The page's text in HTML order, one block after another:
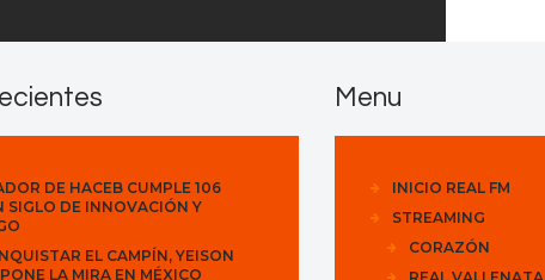
DE HACEB CUMPLE 106
SIGLO DE INNOVACIÓN Y
EL CAMPÍN, YEISON
LA MIRA EN MÉXICO
Menu
INICIO REAL FM
STREAMING
CORAZÓN